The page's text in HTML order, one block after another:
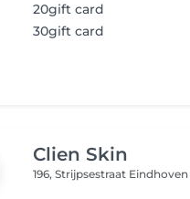
20gift card
30gift card
Clien Skin
196, Strijpsestraat Eindhoven